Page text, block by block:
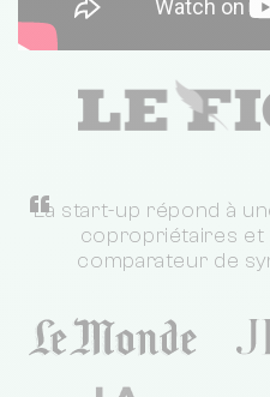
“
La start-up répond à
copropriétaires et
comparateur de